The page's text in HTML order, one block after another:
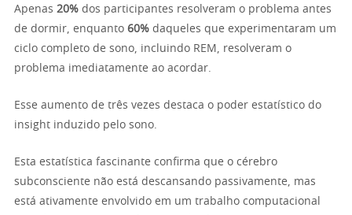
Apenas 20% dos participantes resolveram o problema antes
de dormir, enquanto 60% daqueles que experimentaram um
ciclo completo de sono, incluindo REM, resolveram o
problema imediatamente ao acordar.
Esse aumento de três vezes destaca o poder estatístico do
insight induzido pelo sono.
Esta estatística fascinante confirma que o cérebro
subconsciente não está descansando passivamente, mas
está ativamente envolvido em um trabalho computacional